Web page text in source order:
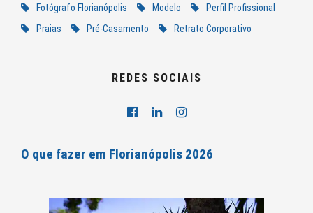
Fotógrafo Florianópolis
Modelo
Perfil Profissional
Praias
Pré-Casamento Retrato Corporativo
REDES SOCIAIS
O que fazer em Florianópolis 2026